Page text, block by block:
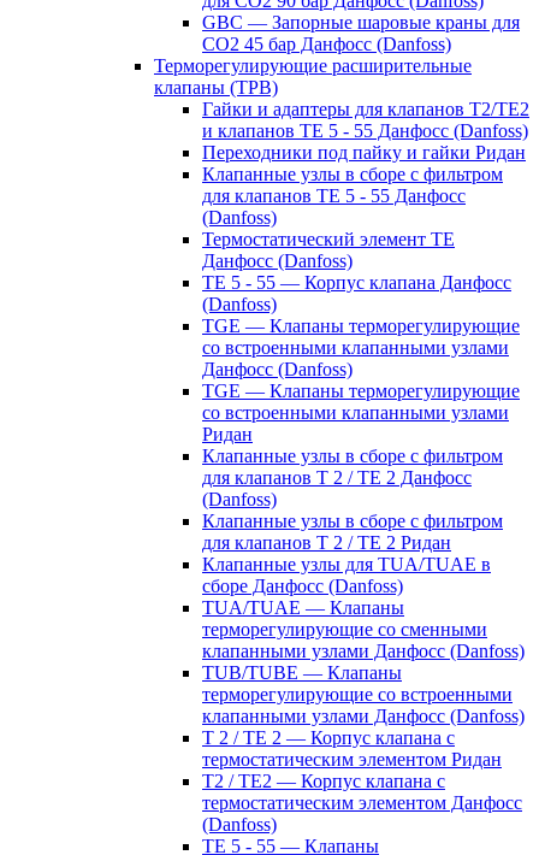
GBC — Запорные шаровые краны для
CO2 45 бар Данфосс (Danfoss)
Терморегулирующие расширительные
клапаны (ТРВ)
Гайки и адаптеры для клапанов T2/TE2
и клапанов TE 5 - 55 Данфосс (Danfoss)
Переходники под пайку и гайки Ридан
Клапанные узлы в сборе с фильтром
для клапанов TE 5 - 55 Данфосс
(Danfoss)
Термостатический элемент TE
Данфосс (Danfoss)
TE 5 - 55 — Корпус клапана Данфосс
(Danfoss)
TGE — Клапаны терморегулирующие
со встроенными клапанными узлами
Данфосс (Danfoss)
TGE — Клапаны терморегулирующие
со встроенными клапанными узлами
Ридан
Клапанные узлы в сборе с фильтром
для клапанов T 2 / TE 2 Данфосс
(Danfoss)
Клапанные узлы в сборе с фильтром
для клапанов T 2 / TE 2 Ридан
Клапанные узлы для TUA/TUAE в
сборе Данфосс (Danfoss)
TUA/TUAE — Клапаны
терморегулирующие со сменными
клапанными узлами Данфосс (Danfoss)
TUB/TUBE — Клапаны
терморегулирующие со встроенными
клапанными узлами Данфосс (Danfoss)
T 2 / TE 2 — Корпус клапана с
термостатическим элементом Ридан
T2 / TE2 — Корпус клапана с
термостатическим элементом Данфосс
(Danfoss)
TE 5 - 55 — Клапаны